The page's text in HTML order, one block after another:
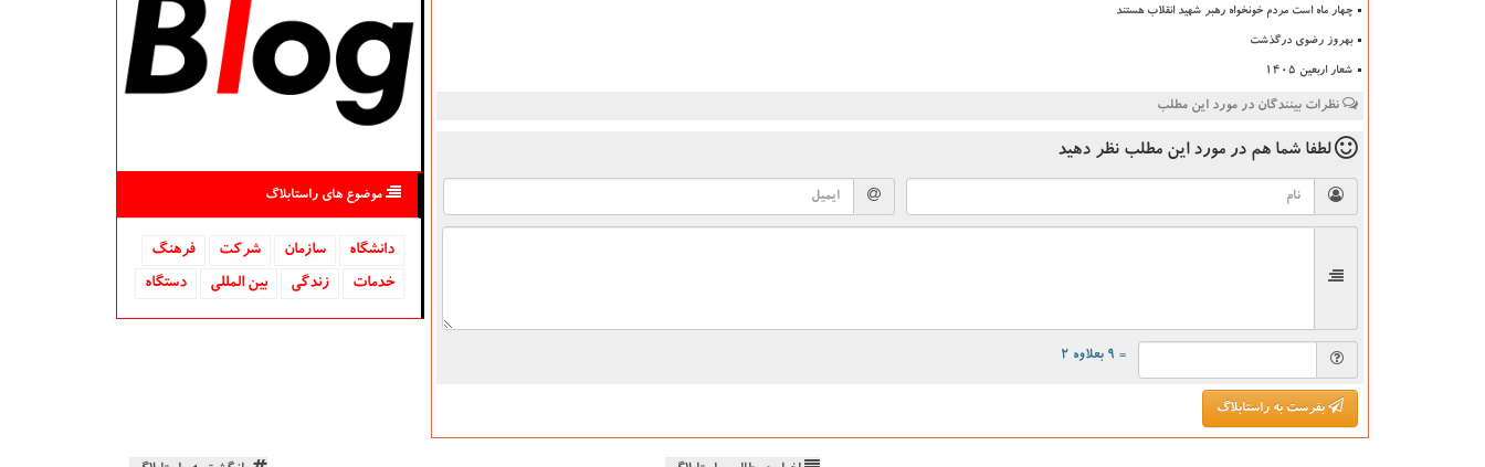
چهار ماه است مردم خونخواه رهبر شهید انقلاب هستند
بهروز رضوی درگذشت
شعار اربعین ۱۴۰۵
نظرات بینندگان در مورد این مطلب
لطفا شما هم در مورد این مطلب نظر دهید
= ۹ بعلاوه ۲
بفرست به راستابلاگ
موضوع های راستابلاگ
دانشگاه‌ سازمان شركت
فرهنگ
خدمات
زندگی بین المللی دستگاه